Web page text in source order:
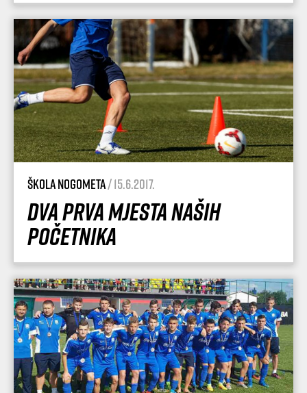
Škola nogometa/ 15.6.2017.
Dva prva mjesta naših
Početnika